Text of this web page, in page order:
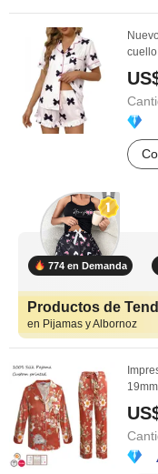
cuello
774 en Demanda
en Pijamas y Albornoz